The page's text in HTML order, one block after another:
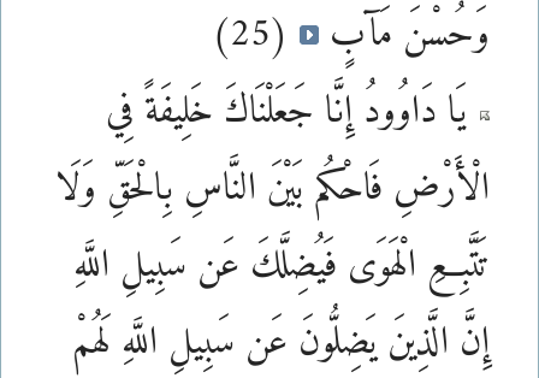
وَحُسْنَ مَآبٍ
(25)
يَا دَاوُودُ إِنَّا جَعَلْنَاكَ خَلِيفَةً فِي
الْأَرْضِ فَاحْكُم بَيْنَ النَّاسِ بِالْحَقِّ وَلَا
تَتَّبِعِ الْهَوَى فَيُضِلَّكَ عَن سَبِيلِ اللَّهِ
إِنَّ الَّذِينَ يَضِلُّونَ عَن سَبِيلِ اللَّهِ لَهُمْ